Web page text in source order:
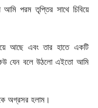
আমি পরম তৃপ্তির সাথে চিবিয়ে
আছে এবং তার হাতে একটি
যেন বলে উঠলো এইতো আমি
অগ্রসর হলাম।